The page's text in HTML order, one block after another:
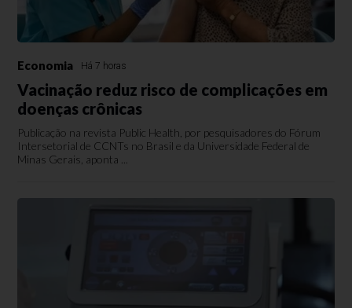
Economia Há 7 horas
Vacinação reduz risco de complicações em
doenças crônicas
Publicação na revista Public Health, por pesquisadores do Fórum
Intersetorial de CCNTs no Brasil e da Universidade Federal de
Minas Gerais, aponta ...